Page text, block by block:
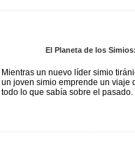
El Planeta de los
Mientras un nuevo líder simio
un joven simio emprende un viaje
todo lo que sabía sobre el pasado.